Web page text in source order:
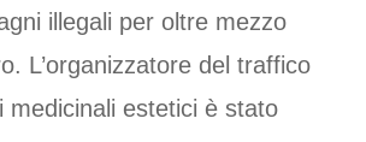
illegali per oltre mezzo
L’organizzatore del traffico
medicinali estetici è stato